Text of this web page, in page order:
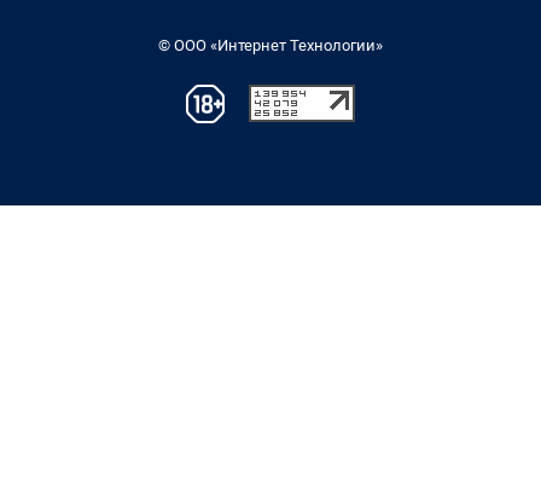
© ООО «Интернет Технологии»